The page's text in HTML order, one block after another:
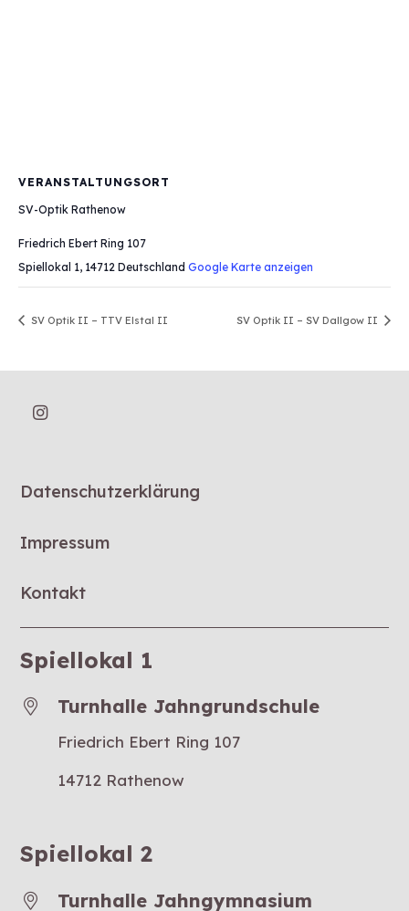
VERANSTALTUNGSORT
SV-Optik Rathenow
Friedrich Ebert Ring 107
Spiellokal 1, 14712 Deutschland Google Karte anzeigen
SV Optik II – TTV Elstal II SV Optik II – SV Dallgow II
Datenschutzerklärung
Impressum
Kontakt
Spiellokal 1
Turnhalle Jahngrundschule
Friedrich Ebert Ring 107
14712 Rathenow
Spiellokal 2
Turnhalle Jahngymnasium